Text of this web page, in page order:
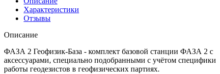
Характеристики
Отзывы
Описание
ФАЗА 2 Геофизик-База - комплект базовой станции ФАЗА 2 с
аксессуарами, специально подобранными с учётом специфики
работы геодезистов в геофизических партиях.